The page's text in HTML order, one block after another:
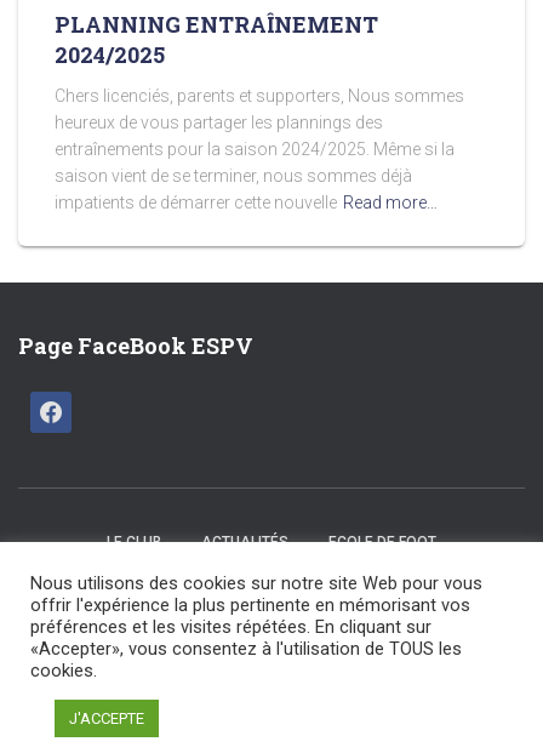
PLANNING ENTRAÎNEMENT
2024/2025
Chers licenciés, parents et supporters, Nous sommes
heureux de vous partager les plannings des
entraînements pour la saison 2024/2025. Même si la
saison vient de se terminer, nous sommes déjà
impatients de démarrer cette nouvelle Read more…
Page FaceBook ESPV
LE CLUB ACTUALITÉS ECOLE DE FOOT
CATÉGORIES U15 / U17 SENIORS LES COMMISSIONS
NOS ARBITRES
ESPV 2025 tout droit réservé | Maintenu par F Design
Nous utilisons des cookies sur notre site Web pour vous
offrir l'expérience la plus pertinente en mémorisant vos
préférences et les visites répétées. En cliquant sur
«Accepter», vous consentez à l'utilisation de TOUS les
cookies.
J'ACCEPTE